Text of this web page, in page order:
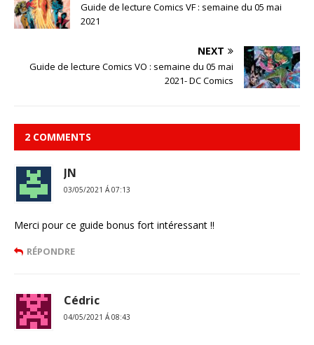
Guide de lecture Comics VF : semaine du 05 mai
2021
NEXT
Guide de lecture Comics VO : semaine du 05 mai
2021- DC Comics
2 COMMENTS
JN
03/05/2021 Á 07:13
Merci pour ce guide bonus fort intéressant !!
RÉPONDRE
Cédric
04/05/2021 Á 08:43